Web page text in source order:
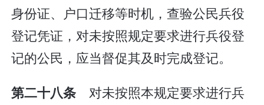
身份证、户口迁移等时机，查验公民兵役
登记凭证，对未按照规定要求进行兵役登
记的公民，应当督促其及时完成登记。
第二十八条对未按照本规定要求进行兵